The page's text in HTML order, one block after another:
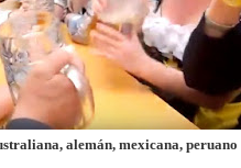
alemán, mexicana, peruano